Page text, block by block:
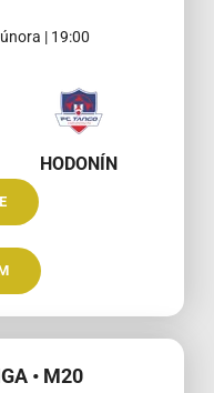
| 19:00
HODONÍN
• M20